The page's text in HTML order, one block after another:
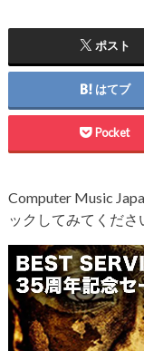
ポスト
はてブ
Pocket
Computer Music
ックしてみてくださ